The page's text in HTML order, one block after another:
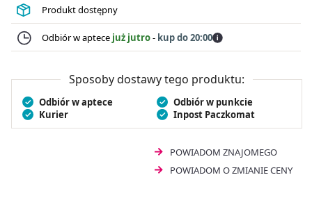
jest duży, czytelny wyświetlacz, funkcja wykrywania
arytmii oraz funkcja głosowa.
naramienny to niezawodne rozwiązanie dla osób
dbających o kontrolę ciśnienia. Novama White A+
wykonania.
Produkt dostępny
Odbiór w aptece już jutro- kup do 20:00
Sposoby dostawy tego produktu:
Odbiór w aptece
Odbiór w punkcie
Kurier
Inpost Paczkomat
POWIADOM ZNAJOMEGO
POWIADOM O ZMIANIE CENY